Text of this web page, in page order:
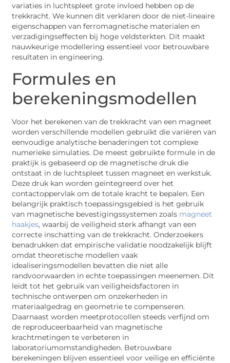
variaties in luchtspleet grote invloed hebben op de
trekkracht. We kunnen dit verklaren door de niet-lineaire
eigenschappen van ferromagnetische materialen en
verzadigingseffecten bij hoge veldsterkten. Dit maakt
nauwkeurige modellering essentieel voor betrouwbare
resultaten in engineering.
Formules en
berekeningsmodellen
Voor het berekenen van de trekkracht van een magneet
worden verschillende modellen gebruikt die variëren van
eenvoudige analytische benaderingen tot complexe
numerieke simulaties. De meest gebruikte formule in de
praktijk is gebaseerd op de magnetische druk die
ontstaat in de luchtspleet tussen magneet en werkstuk.
Deze druk kan worden geïntegreerd over het
contactoppervlak om de totale kracht te bepalen. Een
belangrijk praktisch toepassingsgebied is het gebruik
van magnetische bevestigingssystemen zoals magneet
haakjes, waarbij de veiligheid sterk afhangt van een
correcte inschatting van de trekkracht. Onderzoekers
benadrukken dat empirische validatie noodzakelijk blijft
omdat theoretische modellen vaak
idealiseringsmodellen bevatten die niet alle
randvoorwaarden in echte toepassingen meenemen. Dit
leidt tot het gebruik van veiligheidsfactoren in
technische ontwerpen om onzekerheden in
materiaalgedrag en geometrie te compenseren.
Daarnaast worden meetprotocollen steeds verfijnd om
de reproduceerbaarheid van magnetische
krachtmetingen te verbeteren in
laboratoriumomstandigheden. Betrouwbare
berekeningen blijven essentieel voor veilige en efficiënte